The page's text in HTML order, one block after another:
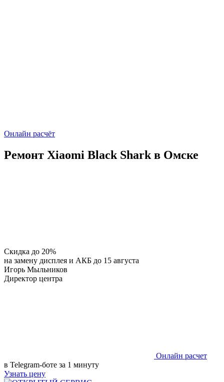
Онлайн расчёт
Ремонт Xiaomi Black Shark в Омске
Скидка до 20%
на замену дисплея и АКБ до 15 августа
Игорь Мыльников
Директор центра
Онлайн расчет
в Telegram-боте за 1 минуту
Узнать цену